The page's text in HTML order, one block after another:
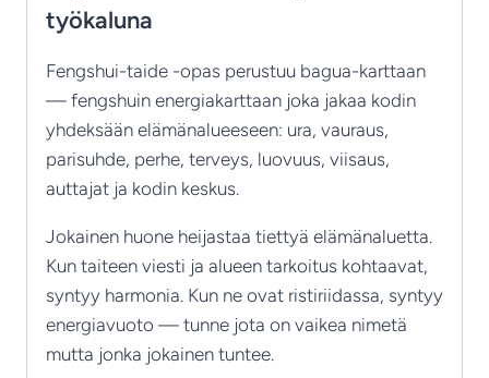
työkaluna
Fengshui-taide -opas perustuu bagua-karttaan
— fengshuin energiakarttaan joka jakaa kodin
yhdeksään elämänalueeseen: ura, vauraus,
parisuhde, perhe, terveys, luovuus, viisaus,
auttajat ja kodin keskus.
Jokainen huone heijastaa tiettyä elämänaluetta.
Kun taiteen viesti ja alueen tarkoitus kohtaavat,
syntyy harmonia. Kun ne ovat ristiriidassa, syntyy
energiavuoto — tunne jota on vaikea nimetä
mutta jonka jokainen tuntee.